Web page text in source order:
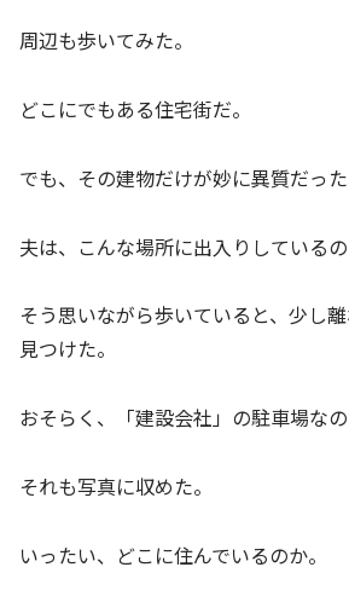
周辺も歩いてみた。
どこにでもある住宅街だ。
でも、その建物だけが妙に異質だった
夫は、こんな場所に出入りしているの
そう思いながら歩いていると、少し
見つけた。
おそらく、「建設会社」の駐車場なの
それも写真に収めた。
いったい、どこに住んでいるのか。